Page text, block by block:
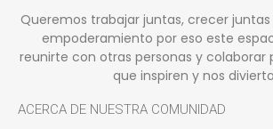
Queremos trabajar juntas, crecer
empoderamiento por eso este
reunirte con otras personas y colaborar
que inspiren y nos
ACERCA DE NUESTRA COMUNIDAD